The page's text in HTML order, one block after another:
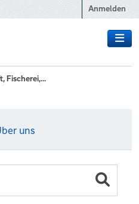
Anmelden
Fischerei,...
uns